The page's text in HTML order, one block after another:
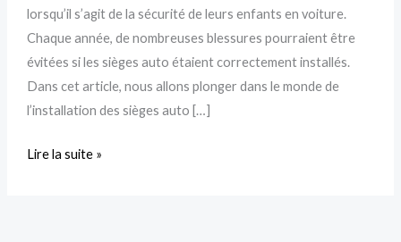
lorsqu’il s’agit de la sécurité de leurs enfants en voiture.
Chaque année, de nombreuses blessures pourraient être
évitées si les sièges auto étaient correctement installés.
Dans cet article, nous allons plonger dans le monde de
l’installation des sièges auto […]
Lire la suite »